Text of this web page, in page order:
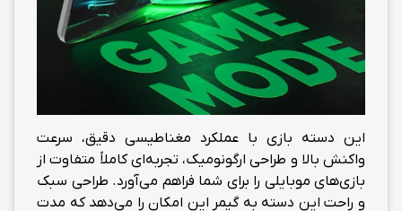
این دسته بازی با عملکرد مغناطیسی دقیق، سرعت
واکنش بالا و طراحی ارگونومیک، تجربه‌ای کاملاً متفاوت از
بازی‌های موبایلی را برای شما فراهم می‌آورد. طراحی سبک
و راحت این دسته به گیمر این امکان را می‌دهد که مدت